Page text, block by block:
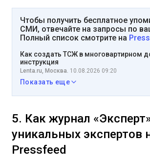
Чтобы получить бесплатное
СМИ, отвечайте на запросы по
Полный список смотрите на
Как создать ТСЖ в многовартирном
инструкция
Lenta.ru, Москва. 10.08.2026 09:20
Показать еще
5. Как журнал
уникальных экспертов
Pressfeed